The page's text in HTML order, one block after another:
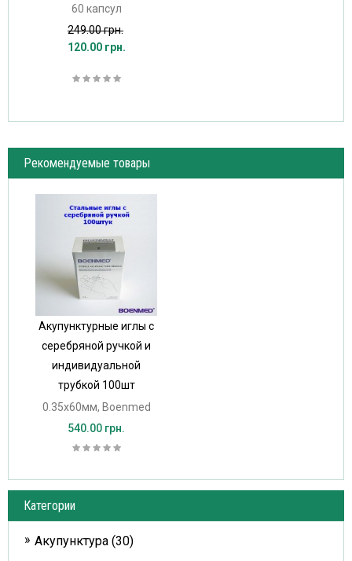
60 капсул
249.00 грн.
120.00 грн.
Рекомендуемые товары
Акупунктурные иглы с
серебряной ручкой и
индивидуальной
трубкой 100шт
0.35х60мм, Boenmed
540.00 грн.
Категории
Акупунктура (30)